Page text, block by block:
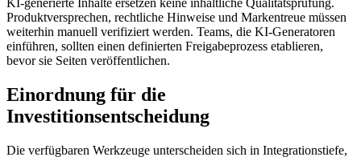
KI-generierte Inhalte ersetzen keine inhaltliche Qualitätsprüfung.
Produktversprechen, rechtliche Hinweise und Markentreue müssen
weiterhin manuell verifiziert werden. Teams, die KI-Generatoren
einführen, sollten einen definierten Freigabeprozess etablieren,
bevor sie Seiten veröffentlichen.
Einordnung für die
Investitionsentscheidung
Die verfügbaren Werkzeuge unterscheiden sich in Integrationstiefe,